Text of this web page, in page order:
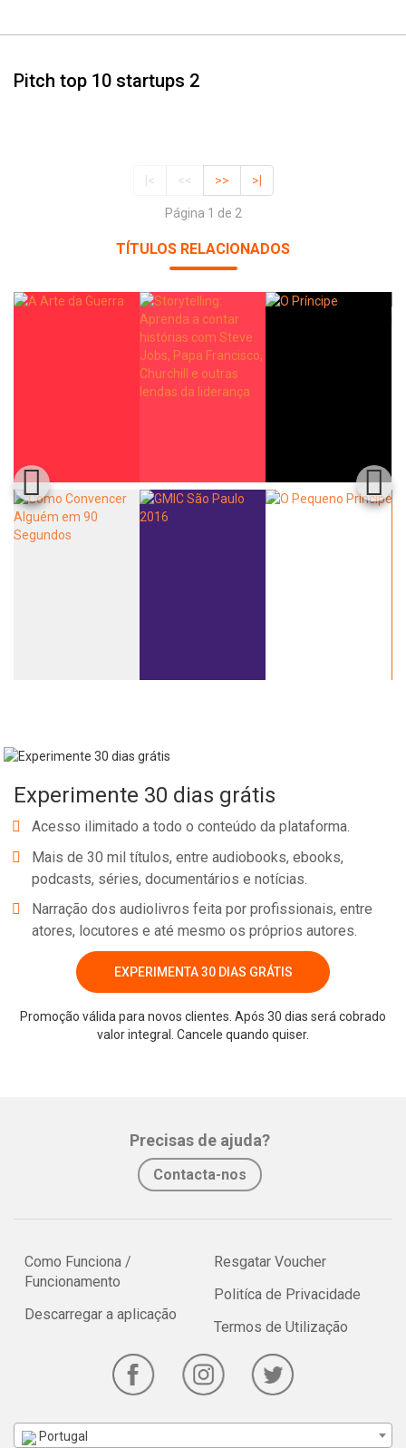
Pitch top 10 startups 2
|< << >> >|
Página 1 de 2
TÍTULOS RELACIONADOS
Experimente 30 dias grátis
Acesso ilimitado a todo o conteúdo da plataforma.
Mais de 30 mil títulos, entre audiobooks, ebooks,
podcasts, séries, documentários e notícias.
Narração dos audiolivros feita por profissionais, entre
atores, locutores e até mesmo os próprios autores.
EXPERIMENTA 30 DIAS GRÁTIS
Promoção válida para novos clientes. Após 30 dias será cobrado
valor integral. Cancele quando quiser.
Precisas de ajuda?
Contacta-nos
Como Funciona /
Funcionamento
Descarregar a aplicação
Resgatar Voucher
Politíca de Privacidade
Termos de Utilização
Portugal